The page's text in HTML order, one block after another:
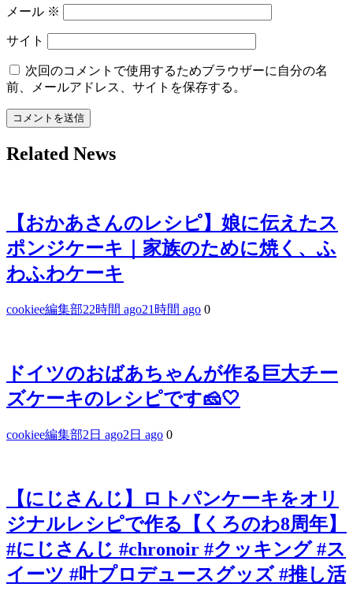
メール ※
サイト
次回のコメントで使用するためブラウザーに自分の名
前、メールアドレス、サイトを保存する。
Related News
【おかあさんのレシピ】娘に伝えたス
ポンジケーキ｜家族のために焼く、ふ
わふわケーキ
cookiee編集部22時間 ago21時間 ago 0
ドイツのおばあちゃんが作る巨大チー
ズケーキのレシピです🧀🤍
cookiee編集部2日 ago2日 ago 0
【にじさんじ】ロトパンケーキをオリ
ジナルレシピで作る【くろのわ8周年】
#にじさんじ #chronoir #クッキング #ス
イーツ #叶プロデュースグッズ #推し活